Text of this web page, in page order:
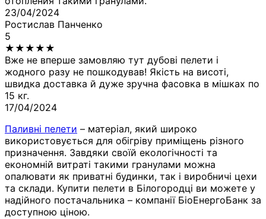
23/04/2024
Ростислав Панченко
5
★ ★ ★ ★ ★
Вже не вперше замовляю тут дубові пелети і
жодного разу не пошкодував! Якість на висоті,
швидка доставка й дуже зручна фасовка в мішках по
15 кг.
17/04/2024
Паливні пелети – матеріал, який широко
використовується для обігріву приміщень різного
призначення. Завдяки своїй екологічності та
економній витраті такими гранулами можна
опалювати як приватні будинки, так і виробничі цехи
та склади. Купити пелети в Білогородці ви можете у
надійного постачальника – компанії БіоЕнергоБанк за
доступною ціною.